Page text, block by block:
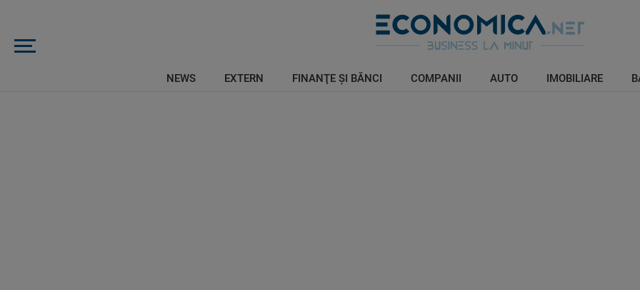
NEWS EXTERN FINANŢE ŞI BĂNCI COMPANII AUTO IMOBILIARE